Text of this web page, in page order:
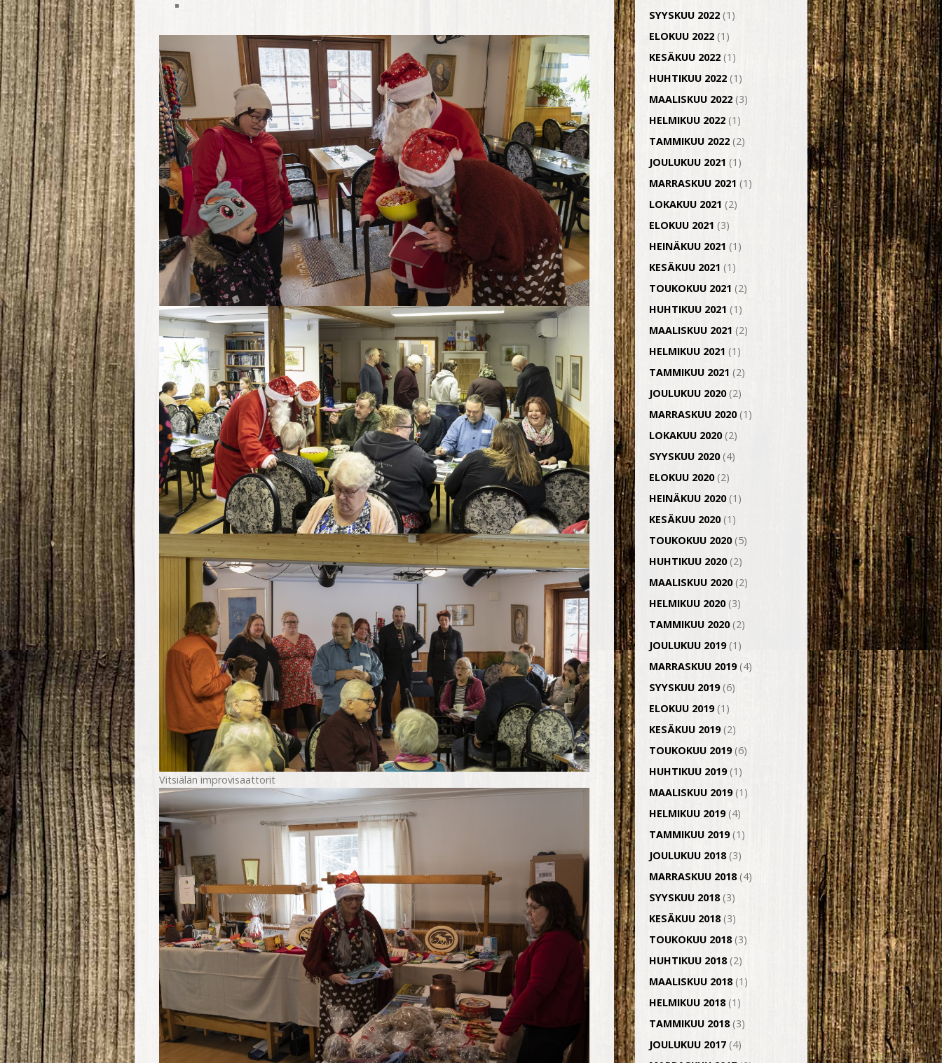
Vitsiälän improvisaattorit
SYYSKUU 2022 (1)
ELOKUU 2022 (1)
KESÄKUU 2022 (1)
HUHTIKUU 2022 (1)
MAALISKUU 2022 (3)
HELMIKUU 2022 (1)
TAMMIKUU 2022 (2)
JOULUKUU 2021 (1)
MARRASKUU 2021 (1)
LOKAKUU 2021 (2)
ELOKUU 2021 (3)
HEINÄKUU 2021 (1)
KESÄKUU 2021 (1)
TOUKOKUU 2021 (2)
HUHTIKUU 2021 (1)
MAALISKUU 2021 (2)
HELMIKUU 2021 (1)
TAMMIKUU 2021 (2)
JOULUKUU 2020(2)
MARRASKUU 2020(1)
LOKAKUU 2020(2)
SYYSKUU 2020(4)
ELOKUU 2020(2)
HEINÄKUU 2020(1)
KESÄKUU 2020(1)
TOUKOKUU 2020(5)
HUHTIKUU 2020(2)
MAALISKUU 2020(2)
HELMIKUU 2020(3)
TAMMIKUU 2020(2)
JOULUKUU 2019(1)
MARRASKUU 2019(4)
SYYSKUU 2019(6)
ELOKUU 2019(1)
KESÄKUU 2019(2)
TOUKOKUU 2019(6)
HUHTIKUU 2019(1)
MAALISKUU 2019(1)
HELMIKUU 2019(4)
TAMMIKUU 2019(1)
JOULUKUU 2018(3)
MARRASKUU 2018(4)
SYYSKUU 2018(3)
KESÄKUU 2018(3)
TOUKOKUU 2018(3)
HUHTIKUU 2018(2)
MAALISKUU 2018(1)
HELMIKUU 2018(1)
TAMMIKUU 2018(3)
JOULUKUU 2017 (4)